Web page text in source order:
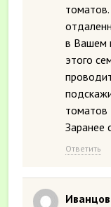
в Вашем
этого
томатов
Заранее
Ответить